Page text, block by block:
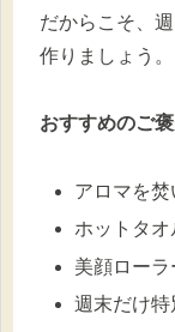
だからこそ、
作りましょう。
おすすめのご褒
アロマを
ホットタ
美顔ロー
週末だけ